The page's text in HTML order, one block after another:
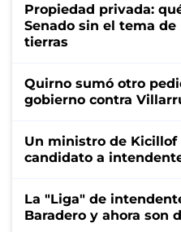
Propiedad privada:
Senado sin el tema
tierras
Quirno sumó otro
gobierno contra
Un ministro de Kicillof
candidato a
La "Liga" de
Baradero y ahora son